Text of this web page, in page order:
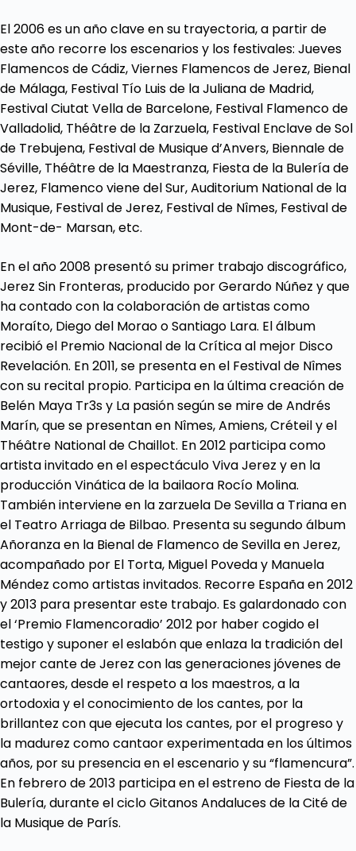
El 2006 es un año clave en su trayectoria, a partir de
este año recorre los escenarios y los festivales: Jueves
Flamencos de Cádiz, Viernes Flamencos de Jerez, Bienal
de Málaga, Festival Tío Luis de la Juliana de Madrid,
Festival Ciutat Vella de Barcelone, Festival Flamenco de
Valladolid, Théâtre de la Zarzuela, Festival Enclave de Sol
de Trebujena, Festival de Musique d’Anvers, Biennale de
Séville, Théâtre de la Maestranza, Fiesta de la Bulería de
Jerez, Flamenco viene del Sur, Auditorium National de la
Musique, Festival de Jerez, Festival de Nîmes, Festival de
Mont-de- Marsan, etc.
En el año 2008 presentó su primer trabajo discográfico,
Jerez Sin Fronteras, producido por Gerardo Núñez y que
ha contado con la colaboración de artistas como
Moraíto, Diego del Morao o Santiago Lara. El álbum
recibió el Premio Nacional de la Crítica al mejor Disco
Revelación. En 2011, se presenta en el Festival de Nîmes
con su recital propio. Participa en la última creación de
Belén Maya Tr3s y La pasión según se mire de Andrés
Marín, que se presentan en Nîmes, Amiens, Créteil y el
Théâtre National de Chaillot. En 2012 participa como
artista invitado en el espectáculo Viva Jerez y en la
producción Vinática de la bailaora Rocío Molina.
También interviene en la zarzuela De Sevilla a Triana en
el Teatro Arriaga de Bilbao. Presenta su segundo álbum
Añoranza en la Bienal de Flamenco de Sevilla en Jerez,
acompañado por El Torta, Miguel Poveda y Manuela
Méndez como artistas invitados. Recorre España en 2012
y 2013 para presentar este trabajo. Es galardonado con
el ‘Premio Flamencoradio’ 2012 por haber cogido el
testigo y suponer el eslabón que enlaza la tradición del
mejor cante de Jerez con las generaciones jóvenes de
cantaores, desde el respeto a los maestros, a la
ortodoxia y el conocimiento de los cantes, por la
brillantez con que ejecuta los cantes, por el progreso y
la madurez como cantaor experimentada en los últimos
años, por su presencia en el escenario y su “flamencura”.
En febrero de 2013 participa en el estreno de Fiesta de la
Bulería, durante el ciclo Gitanos Andaluces de la Cité de
la Musique de París.